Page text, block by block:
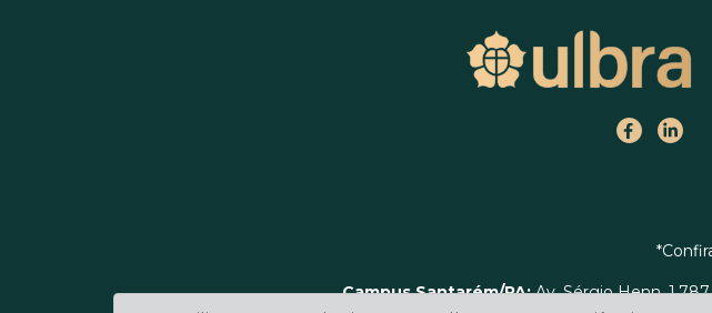
Campus Santarém/PA:Av. Sérgio Henn,